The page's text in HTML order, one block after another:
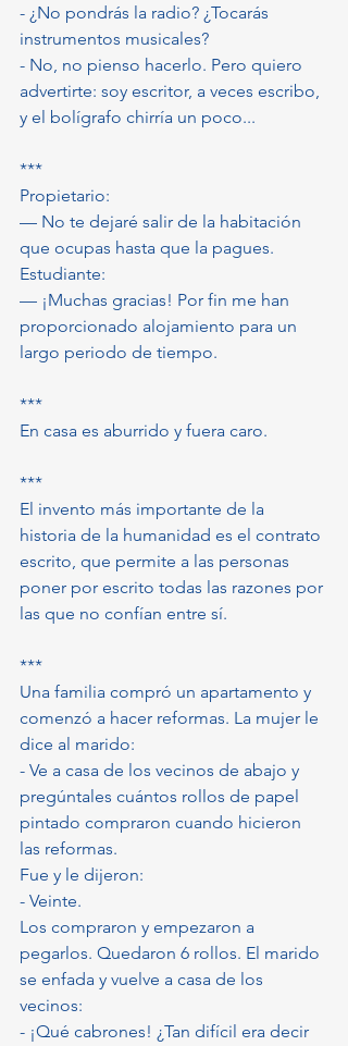
- ¿No pondrás la radio? ¿Tocarás
instrumentos musicales?
- No, no pienso hacerlo. Pero quiero
advertirte: soy escritor, a veces escribo,
y el bolígrafo chirría un poco...
***
Propietario:
— No te dejaré salir de la habitación
que ocupas hasta que la pagues.
Estudiante:
— ¡Muchas gracias! Por fin me han
proporcionado alojamiento para un
largo periodo de tiempo.
***
En casa es aburrido y fuera caro.
***
El invento más importante de la
historia de la humanidad es el contrato
escrito, que permite a las personas
poner por escrito todas las razones por
las que no confían entre sí.
***
Una familia compró un apartamento y
comenzó a hacer reformas. La mujer le
dice al marido:
- Ve a casa de los vecinos de abajo y
pregúntales cuántos rollos de papel
pintado compraron cuando hicieron
las reformas.
Fue y le dijeron:
- Veinte.
Los compraron y empezaron a
pegarlos. Quedaron 6 rollos. El marido
se enfada y vuelve a casa de los
vecinos:
- ¡Qué cabrones! ¿Tan difícil era decir